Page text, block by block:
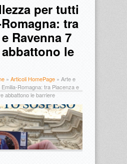
per tutti
tra
Ravenna 7
le
» Articoli HomePage » Arte e
Romagna: tra Piacenza e
abbattono le barriere